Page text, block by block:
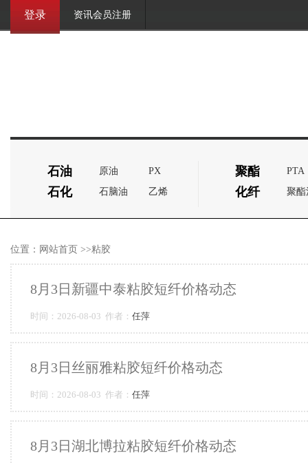
登录 资讯会员注册
石油
石化
原油
石脑油
PX
乙烯
聚酯
化纤
PTA
聚酯
位置： 网站首页 >>粘胶
8月3日新疆中泰粘胶短纤价格动态
时间：2026-08-03 作者： 任萍
8月3日丝丽雅粘胶短纤价格动态
时间：2026-08-03 作者： 任萍
8月3日湖北博拉粘胶短纤价格动态